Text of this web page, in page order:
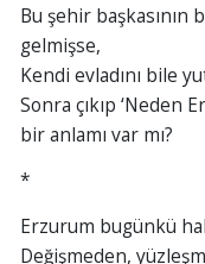
Bu şehir başkasının
gelmişse,
Kendi evladını bile
Sonra çıkıp ‘Neden
bir anlamı var mı?
*
Erzurum bugünkü
Değişmeden,